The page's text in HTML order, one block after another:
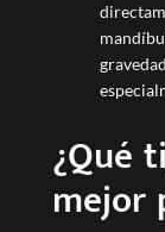
¿Qué
mejor